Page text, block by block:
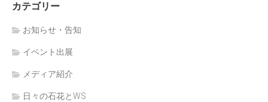
カテゴリー
お知らせ・告知
イベント出展
メディア紹介
日々の石花とWS